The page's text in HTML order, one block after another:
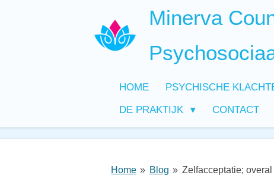
Minerva
HOME PSYCHISCHE
DE PRAKTIJK
CONTACT
Home » Blog » Zelfacceptatie;